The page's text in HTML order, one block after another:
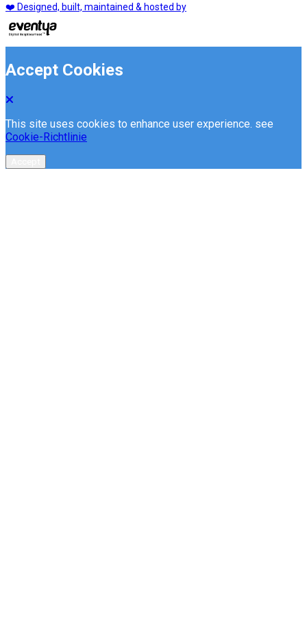
❤️ Designed, built, maintained & hosted by
Accept Cookies
This site uses cookies to enhance user experience. see
Cookie-Richtlinie